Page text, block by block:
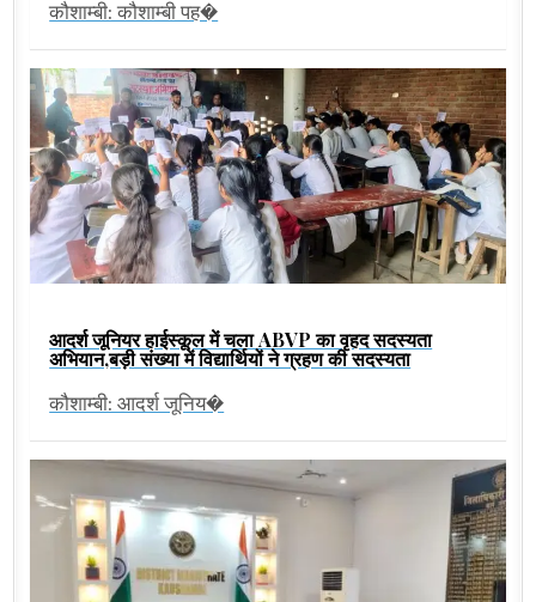
कौशाम्बी: कौशाम्बी पह�
आदर्श जूनियर हाईस्कूल में चला ABVP का वृहद सदस्यता
अभियान,बड़ी संख्या में विद्यार्थियों ने ग्रहण की सदस्यता
कौशाम्बी: आदर्श जूनिय�